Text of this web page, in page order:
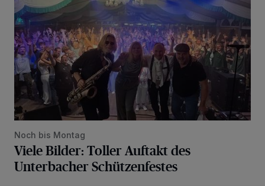
Noch bis Montag
Viele Bilder: Toller Auftakt des
Unterbacher Schützenfestes